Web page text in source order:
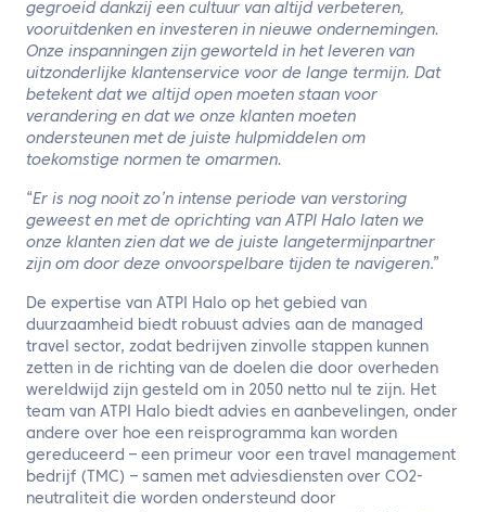
gegroeid dankzij een cultuur van altijd verbeteren,
vooruitdenken en investeren in nieuwe ondernemingen.
Onze inspanningen zijn geworteld in het leveren van
uitzonderlijke klantenservice voor de lange termijn. Dat
betekent dat we altijd open moeten staan voor
verandering en dat we onze klanten moeten
ondersteunen met de juiste hulpmiddelen om
toekomstige normen te omarmen.
“Er is nog nooit zo’n intense periode van verstoring
geweest en met de oprichting van ATPI Halo laten we
onze klanten zien dat we de juiste langetermijnpartner
zijn om door deze onvoorspelbare tijden te navigeren.”
De expertise van ATPI Halo op het gebied van
duurzaamheid biedt robuust advies aan de managed
travel sector, zodat bedrijven zinvolle stappen kunnen
zetten in de richting van de doelen die door overheden
wereldwijd zijn gesteld om in 2050 netto nul te zijn. Het
team van ATPI Halo biedt advies en aanbevelingen, onder
andere over hoe een reisprogramma kan worden
gereduceerd – een primeur voor een travel management
bedrijf (TMC) – samen met adviesdiensten over CO2-
neutraliteit die worden ondersteund door